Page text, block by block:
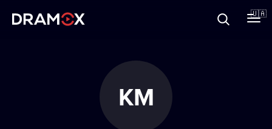
🇺🇦
Зареєструватися
KM